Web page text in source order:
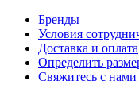
Бренды
Условия
Доставка и оплата
Определить
Свяжитесь с нами